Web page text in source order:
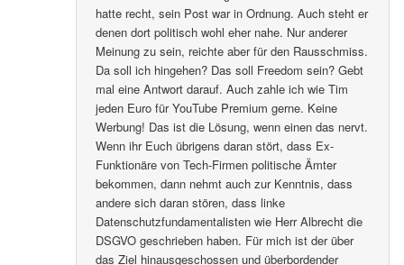
hatte recht, sein Post war in Ordnung. Auch steht er
denen dort politisch wohl eher nahe. Nur anderer
Meinung zu sein, reichte aber für den Rausschmiss.
Da soll ich hingehen? Das soll Freedom sein? Gebt
mal eine Antwort darauf. Auch zahle ich wie Tim
jeden Euro für YouTube Premium gerne. Keine
Werbung! Das ist die Lösung, wenn einen das nervt.
Wenn ihr Euch übrigens daran stört, dass Ex-
Funktionäre von Tech-Firmen politische Ämter
bekommen, dann nehmt auch zur Kenntnis, dass
andere sich daran stören, dass linke
Datenschutzfundamentalisten wie Herr Albrecht die
DSGVO geschrieben haben. Für mich ist der über
das Ziel hinausgeschossen und überbordender